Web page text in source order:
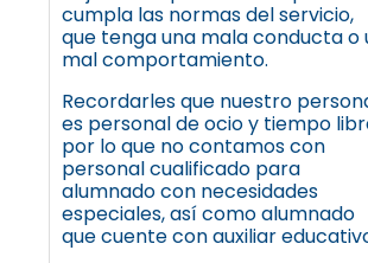
cumpla las normas del servicio,
que tenga una mala conducta o
mal comportamiento.
Recordarles que nuestro
es personal de ocio y tiempo
por lo que no contamos con
personal cualificado para
alumnado con necesidades
especiales, así como alumnado
que cuente con auxiliar